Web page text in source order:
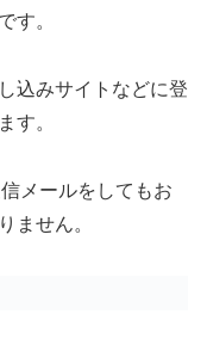
す。
込みサイトなどに登
す。
メールをしてもお
ません。